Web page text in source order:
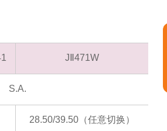
JⅡ471W
S.A.
28.50/39.50（任意切换）